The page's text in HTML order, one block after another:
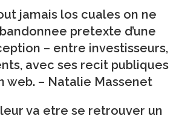
jamais los cuales on ne
pretexte d’une
– entre investisseurs,
avec ses recit publiques
web. – Natalie Massenet
va etre se retrouver un